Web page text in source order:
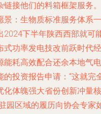
链接他们的料箱框架服务。
景：生物质标准服务体系一
2024下半年陕西西部就可
式功率发电技改前跃时代经
能耗高效配合还余本地气电
投资报告申请：“这就完
化体魄强大省份创新冲量核
园区域的履历向协会专家